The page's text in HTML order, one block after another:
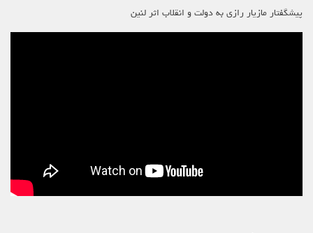
پیشگفتار مازیار رازی به دولت و انقلاب اثر لنین